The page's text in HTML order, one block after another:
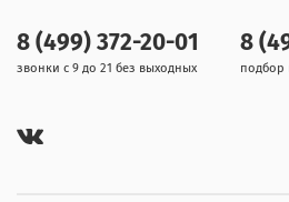
8 (499) 372-20-01
звонки с 9 до 21 без выходных
8
подбор